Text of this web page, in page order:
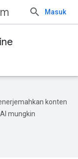
Masuk
konten
mungkin